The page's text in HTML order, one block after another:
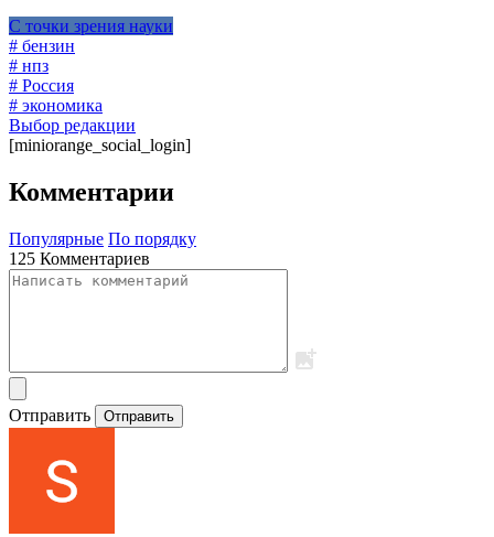
С точки зрения науки
# бензин
# нпз
# Россия
# экономика
Выбор редакции
[miniorange_social_login]
Комментарии
Популярные По порядку
125 Комментариев
Отправить Отправить